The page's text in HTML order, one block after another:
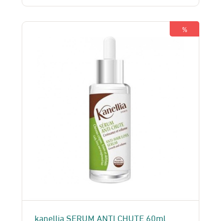
était :
199 Dhs.
est :
170 Dhs.
%
kanellia SERUM ANTI CHUTE 60ml